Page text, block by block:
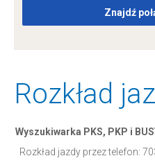
Znajdź
Rozkład
Wyszukiwarka PKS, PKP i
Rozkład jazdy przez telefon: